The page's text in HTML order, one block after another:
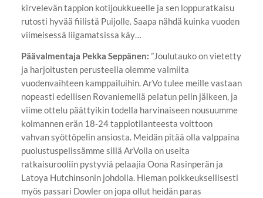
kirvelevän tappion kotijoukkueelle ja sen loppuratkaisu
rutosti hyvää fiilistä Puijolle. Saapa nähdä kuinka vuoden
viimeisessä liigamatsissa käy…
Päävalmentaja Pekka Seppänen: ”Joulutauko on vietetty
ja harjoitusten perusteella olemme valmiita
vuodenvaihteen kamppailuihin. ArVo tulee meille vastaan
nopeasti edellisen Rovaniemellä pelatun pelin jälkeen, ja
viime ottelu päättyikin todella harvinaiseen nousuumme
kolmannen erän 18-24 tappiotilanteesta voittoon
vahvan syöttöpelin ansiosta. Meidän pitää olla valppaina
puolustuspelissämme sillä ArVolla on useita
ratkaisurooliin pystyviä pelaajia Oona Rasinperän ja
Latoya Hutchinsonin johdolla. Hieman poikkeuksellisesti
myös passari Dowler on jopa ollut heidän paras